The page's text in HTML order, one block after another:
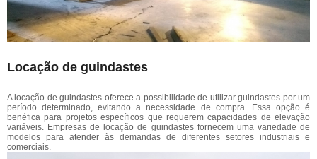
Locação de guindastes
A locação de guindastes oferece a possibilidade de utilizar guindastes por um
período determinado, evitando a necessidade de compra. Essa opção é
benéfica para projetos específicos que requerem capacidades de elevação
variáveis. Empresas de locação de guindastes fornecem uma variedade de
modelos para atender às demandas de diferentes setores industriais e
comerciais.